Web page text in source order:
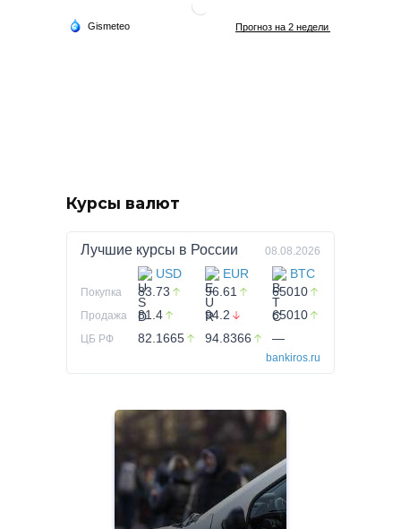
Курсы валют
Лучшие курсы в России 08.08.2026
USD EUR BTC
Покупка 83.73 96.61 65010
Продажа 81.4 94.2 65010
ЦБ РФ 82.1665 94.8366 —
bankiros.ru